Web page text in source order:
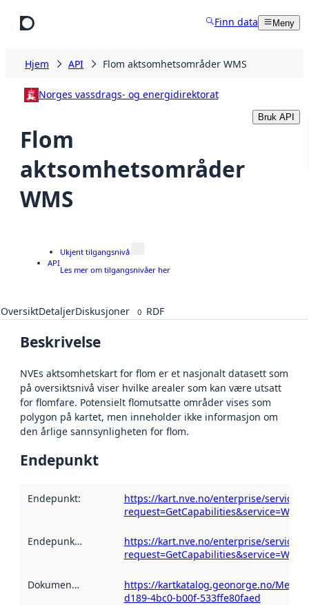
Finn data Meny
Hjem API Flom aktsomhetsområder WMS
Norges vassdrags- og energidirektorat
Flom
aktsomhetsområder
WMS
Bruk API
API
Ukjent tilgangsnivå
Les mer om tilgangsnivåer her
OversiktDetaljerDiskusjoner 0 RDF
Beskrivelse
NVEs aktsomhetskart for flom er et nasjonalt datasett som
på oversiktsnivå viser hvilke arealer som kan være utsatt
for flomfare. Potensielt flomutsatte områder vises som
polygon på kartet, men inneholder ikke informasjon om
den årlige sannsynligheten for flom.
Endepunkt
Endepunkt:
https://kart.nve.no/enterprise/services/
request=GetCapabilities&service=WMS
Endepunktbeskrivelse :
https://kart.nve.no/enterprise/services/
request=GetCapabilities&service=WMS
Dokumentasjon
https://kartkatalog.geonorge.no/
d189-4bc0-b00f-533ffe80faed